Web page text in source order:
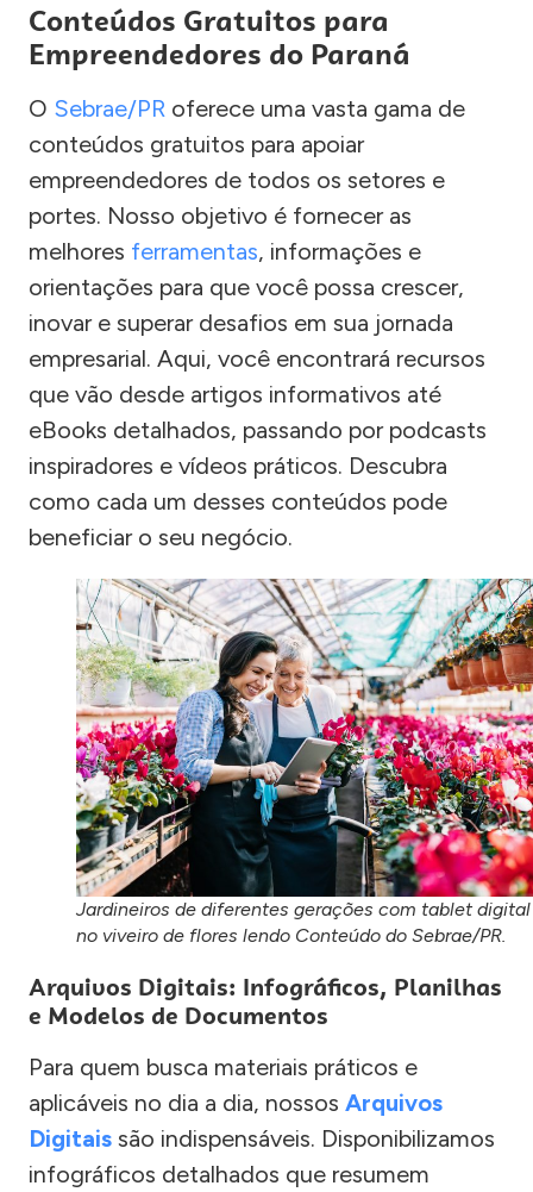
Conteúdos Gratuitos para
Empreendedores do Paraná
O Sebrae/PR oferece uma vasta gama de
conteúdos gratuitos para apoiar
empreendedores de todos os setores e
portes. Nosso objetivo é fornecer as
melhores ferramentas, informações e
orientações para que você possa crescer,
inovar e superar desafios em sua jornada
empresarial. Aqui, você encontrará recursos
que vão desde artigos informativos até
eBooks detalhados, passando por podcasts
inspiradores e vídeos práticos. Descubra
como cada um desses conteúdos pode
beneficiar o seu negócio.
Jardineiros de diferentes gerações com tablet digital
no viveiro de flores lendo Conteúdo do Sebrae/PR.
Arquivos Digitais: Infográficos, Planilhas
e Modelos de Documentos
Para quem busca materiais práticos e
aplicáveis no dia a dia, nossos Arquivos
Digitais são indispensáveis. Disponibilizamos
infográficos detalhados que resumem